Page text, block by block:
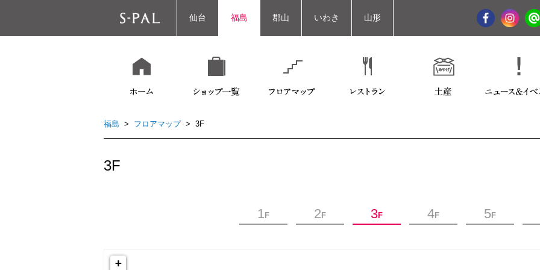
仙台 福島 郡山 いわき 山形
福島 > フロアマップ> 3F
3F
1 F 2 F 3F 4F 5F
+